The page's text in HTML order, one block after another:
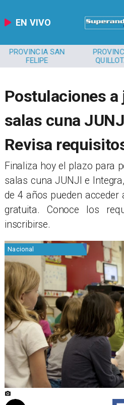
EN VIVO
PROVINCIA SAN
FELIPE
Postulaciones a
salas cuna
Revisa
Finaliza hoy el plazo para
salas cuna JUNJI e
de 4 años pueden acceder
gratuita. Conoce los
inscribirse.
Nacional